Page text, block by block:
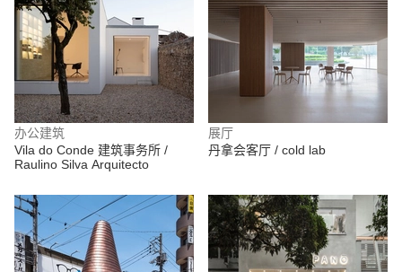
办公建筑
Vila do Conde 建筑事务所 /
Raulino Silva Arquitecto
展厅
丹拿会客厅 / cold lab